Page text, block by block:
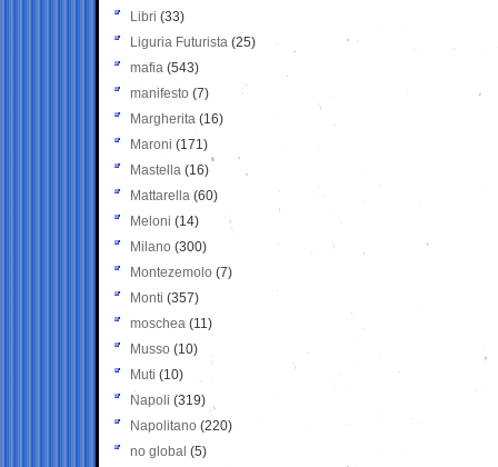
Libri (33)
Liguria Futurista (25)
mafia (543)
manifesto (7)
Margherita (16)
Maroni (171)
Mastella (16)
Mattarella (60)
Meloni (14)
Milano (300)
Montezemolo (7)
Monti (357)
moschea (11)
Musso (10)
Muti (10)
Napoli (319)
Napolitano (220)
no global (5)